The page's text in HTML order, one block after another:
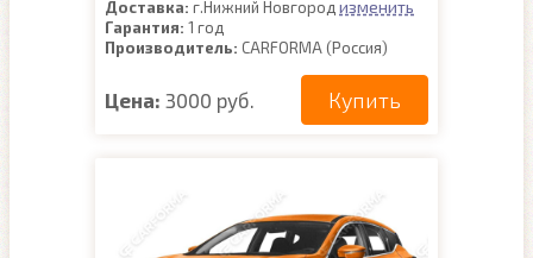
Доставка: г.Нижний Новгород изменить
Гарантия: 1 год
Производитель: CARFORMA (Россия)
Цена: 3000 руб. Купить